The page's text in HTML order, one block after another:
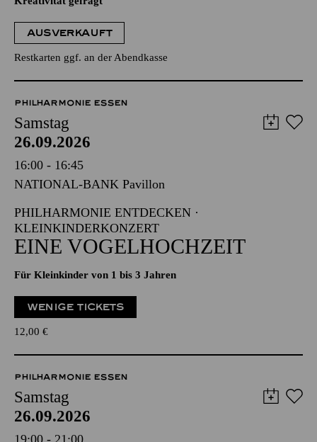
AUSVERKAUFT
Restkarten ggf. an der Abendkasse
PHILHARMONIE ESSEN
Samstag
26.09.2026
16:00 - 16:45
NATIONAL-BANK Pavillon
PHILHARMONIE ENTDECKEN ·
KLEINKINDERKONZERT
EINE VOGELHOCHZEIT
Für Kleinkinder von 1 bis 3 Jahren
WENIGE TICKETS
12,00 €
PHILHARMONIE ESSEN
Samstag
26.09.2026
19:00 - 21:00